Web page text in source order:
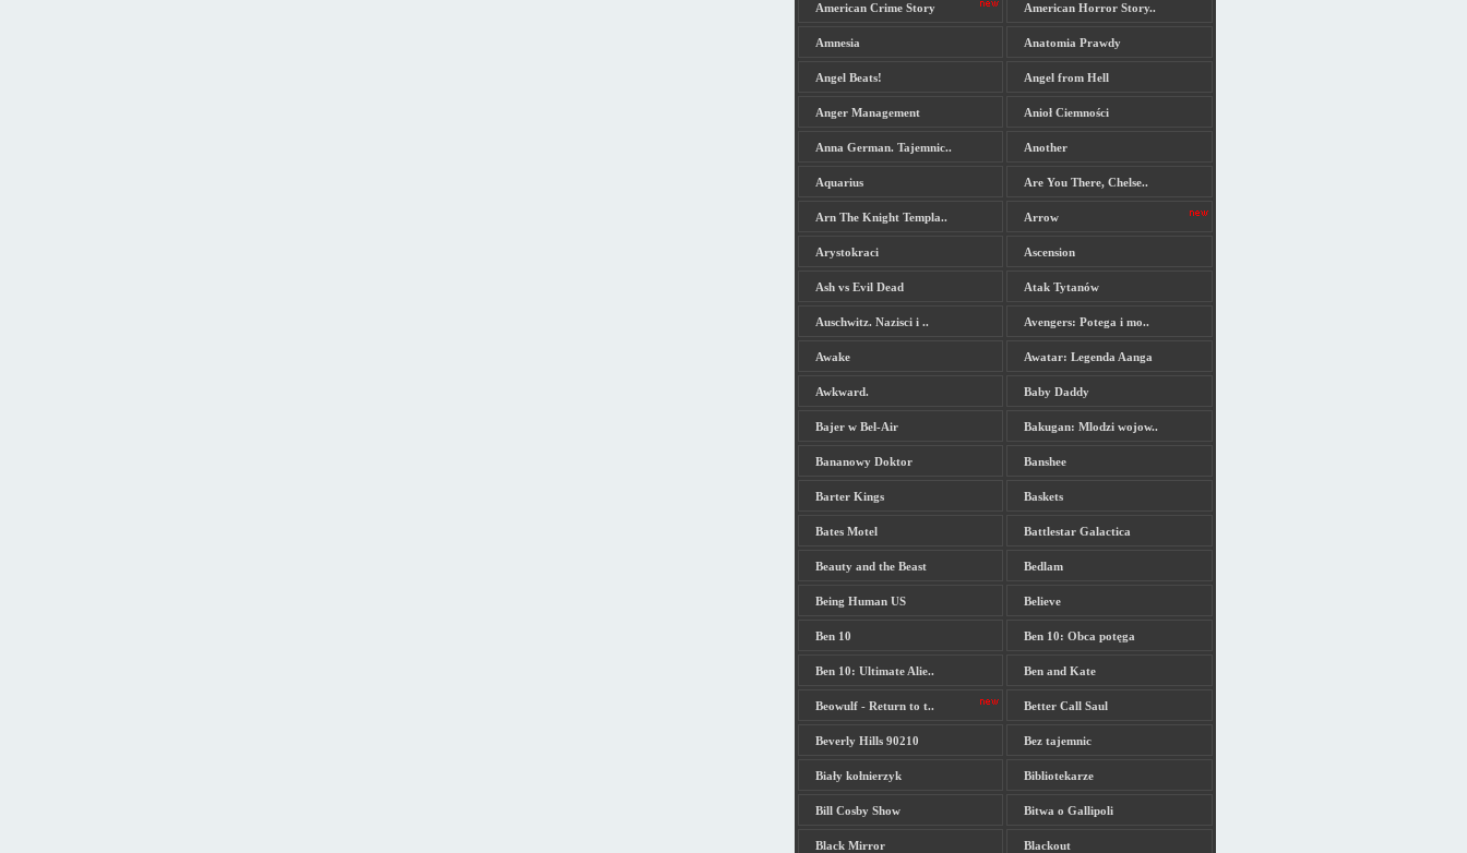
American Crime Story American Horror Story..
Amnesia Anatomia Prawdy
Angel Beats! Angel from Hell
Anger Management Anioł Ciemności
Anna German. Tajemnic.. Another
Aquarius Are You There, Chelse..
Arn The Knight Templa.. Arrow
Arystokraci Ascension
Ash vs Evil Dead Atak Tytanów
Auschwitz. Nazisci i .. Avengers: Potega i mo..
Awake Awatar: Legenda Aanga
Awkward. Baby Daddy
Bajer w Bel-Air Bakugan: Mlodzi wojow..
Bananowy Doktor Banshee
Barter Kings Baskets
Bates Motel Battlestar Galactica
Beauty and the Beast Bedlam
Being Human US Believe
Ben 10 Ben 10: Obca potęga
Ben 10: Ultimate Alie.. Ben and Kate
Beowulf - Return to t.. Better Call Saul
Beverly Hills 90210 Bez tajemnic
Biały kołnierzyk Bibliotekarze
Bill Cosby Show Bitwa o Gallipoli
Black Mirror Blackout